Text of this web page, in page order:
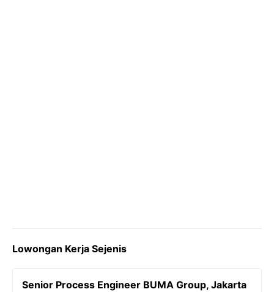
Lowongan Kerja Sejenis
Senior Process Engineer BUMA Group, Jakarta